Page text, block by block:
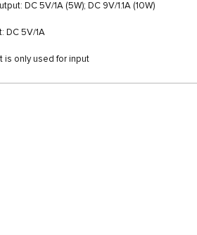
DC 5V/1A (5W); DC 9V/1.1A (10W)
DC 5V/1A
is only used for input